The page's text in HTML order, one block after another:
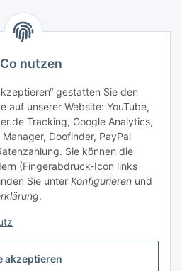
akzeptieren
nutzen
gestatten Sie den
auf unserer Website: YouTube,
Tracking, Google Analytics,
Doofinder, PayPal
Sie können die
(Fingerabdruck-Icon links
Sie unter Konfigurieren und
.